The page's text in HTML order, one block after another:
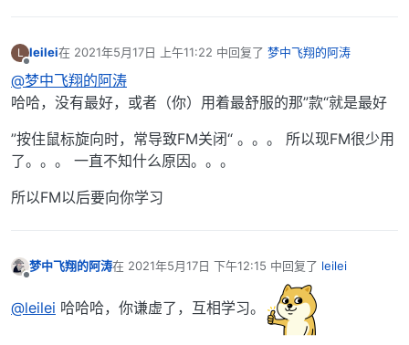
L leilei在 2021年5月17日 上午11:22 中回复了 梦中飞翔的阿涛
最后由 编辑
@梦中飞翔的阿涛
哈哈，没有最好，或者（你）用着最舒服的那”款“就是最好
”按住鼠标旋向时，常导致FM关闭“ 。。。 所以现FM很少用
了。。。 一直不知什么原因。。。
所以FM以后要向你学习
梦中飞翔的阿涛在 2021年5月17日 下午12:15 中回复了 leilei
最后由 编辑
@leilei 哈哈哈，你谦虚了，互相学习。